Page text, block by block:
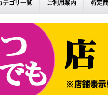
テゴリ一覧 ご利用案内 特定